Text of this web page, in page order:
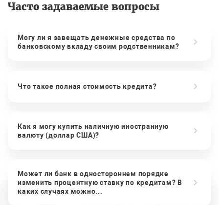
Часто задаваемые вопросы
Могу ли я завещать денежные средства по
банковскому вкладу своим родственникам?
Что такое полная стоимость кредита?
Как я могу купить наличную иностранную
валюту (доллар США)?
Может ли банк в одностороннем порядке
изменить процентную ставку по кредитам? В
каких случаях можно...